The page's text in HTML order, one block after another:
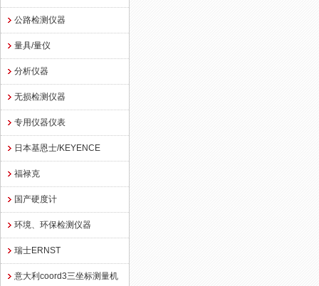
公路检测仪器
量具/量仪
分析仪器
无损检测仪器
专用仪器仪表
日本基恩士/KEYENCE
福禄克
国产硬度计
环境、环保检测仪器
瑞士ERNST
意大利coord3三坐标测量机